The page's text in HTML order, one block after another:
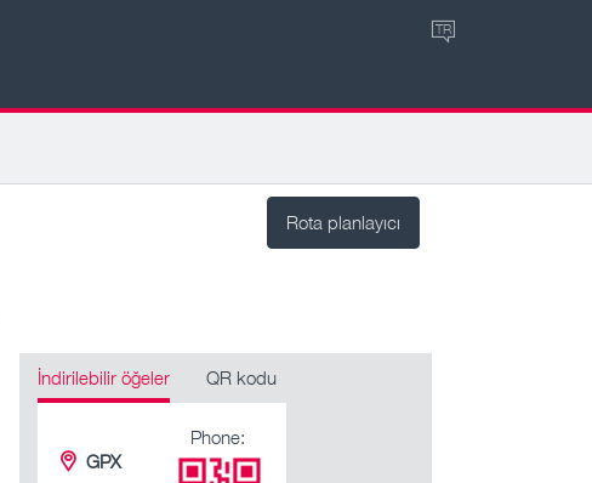
TR
Rota planlayıcı
İndirilebilir öğeler QR kodu
GPX
Phone: